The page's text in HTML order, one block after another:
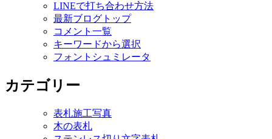
LINEで打ち合わせ方法
最新ブログトップ
コメント一覧
キーワードから選択
フォントシュミレータ
カテゴリー
表札施工写真
木の表札